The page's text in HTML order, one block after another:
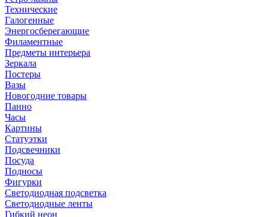
Технические
Галогенные
Энергосберегающие
Филаментные
Предметы интерьера
Зеркала
Постеры
Вазы
Новогодние товары
Панно
Часы
Картины
Статуэтки
Подсвечники
Посуда
Подносы
Фигурки
Светодиодная подсветка
Светодиодные ленты
Гибкий неон